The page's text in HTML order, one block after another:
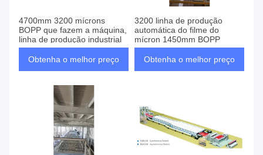
4700mm 3200 mícrons
BOPP que fazem a máquina,
linha de produção industrial
Obtenha o melhor preço
3200 linha de produção
automática do filme do
mícron 1450mm BOPP
Obtenha o melhor preço